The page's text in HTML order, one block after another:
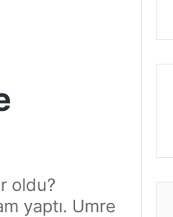
oldu?
yaptı. Umre